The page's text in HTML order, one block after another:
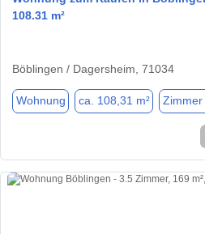
108.31 m²
Böblingen / Dagersheim, 71034
Wohnung ca. 108,31 m² Zimmer